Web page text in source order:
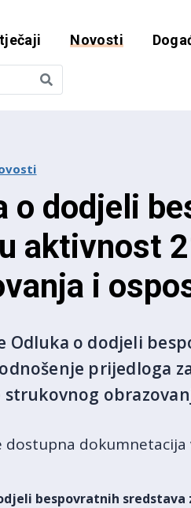
Novosti
o dodjeli
aktivnost
i
Odluka o dodjeli
prijedloga
strukovnog
dostupna
bespovratnih